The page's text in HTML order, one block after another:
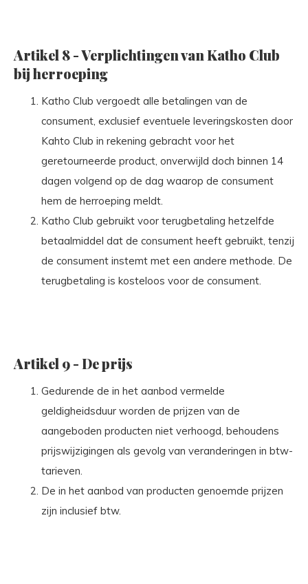
Artikel 8 - Verplichtingen van Katho Club
bij herroeping
Katho Club vergoedt alle betalingen van de
consument, exclusief eventuele leveringskosten door
Kahto Club in rekening gebracht voor het
geretourneerde product, onverwijld doch binnen 14
dagen volgend op de dag waarop de consument
hem de herroeping meldt.
Katho Club gebruikt voor terugbetaling hetzelfde
betaalmiddel dat de consument heeft gebruikt, tenzij
de consument instemt met een andere methode. De
terugbetaling is kosteloos voor de consument.
Artikel 9 - De prijs
Gedurende de in het aanbod vermelde
geldigheidsduur worden de prijzen van de
aangeboden producten niet verhoogd, behoudens
prijswijzigingen als gevolg van veranderingen in btw-
tarieven.
De in het aanbod van producten genoemde prijzen
zijn inclusief btw.